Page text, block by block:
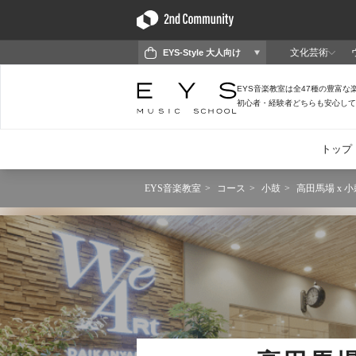
EYS音楽教室 コース 小鼓 高田馬場 x 小